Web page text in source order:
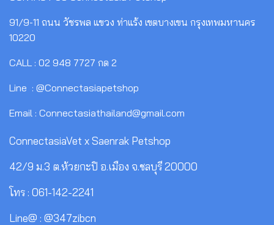
91/9-11 ถนน วัชรพล แขวง ท่าแร้ง เขตบางเขน กรุงเทพมหานคร
10220
CALL : 02 948 7727 กด 2
Line : @Connectasiapetshop
Email : Connectasiathailand@gmail.com
ConnectasiaVet x Saenrak Petshop
42/9 ม.3 ต.ห้วยกะปิ อ.เมือง จ.ชลบุรี 20000
โทร : 061-142-2241
Line@ : @347zibcn